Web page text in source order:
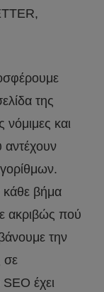
της
και
αντέχουν
κάθε βήμα
ακριβώς πού
την
σε
έχει